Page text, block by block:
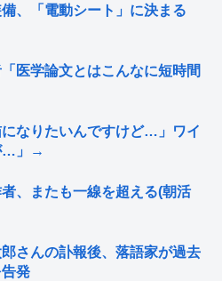
、「電動シート」に決まる
医学論文とはこんなに短時間
なりたいんですけど…」ワイ
…」→
、またも一線を超える(朝活
郎さんの訃報後、落語家が過去
発